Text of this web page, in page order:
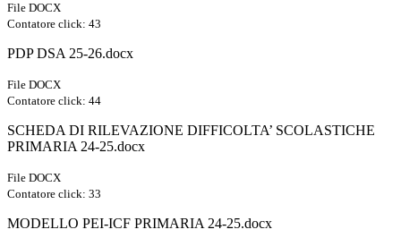
File DOCX
Contatore click: 43
PDP DSA 25-26.docx
File DOCX
Contatore click: 44
SCHEDA DI RILEVAZIONE DIFFICOLTA’ SCOLASTICHE
PRIMARIA 24-25.docx
File DOCX
Contatore click: 33
MODELLO PEI-ICF PRIMARIA 24-25.docx